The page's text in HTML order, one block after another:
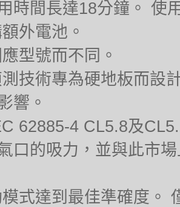
時間長達18分鐘。 使
外電池。
型號而不同。
技術專為硬地板而設
響。
62885-4 CL5.8及
口的吸力，並與此市
式達到最佳準確度。